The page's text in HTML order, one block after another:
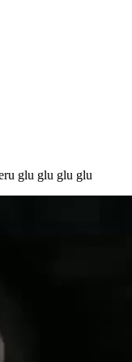
glu glu glu glu